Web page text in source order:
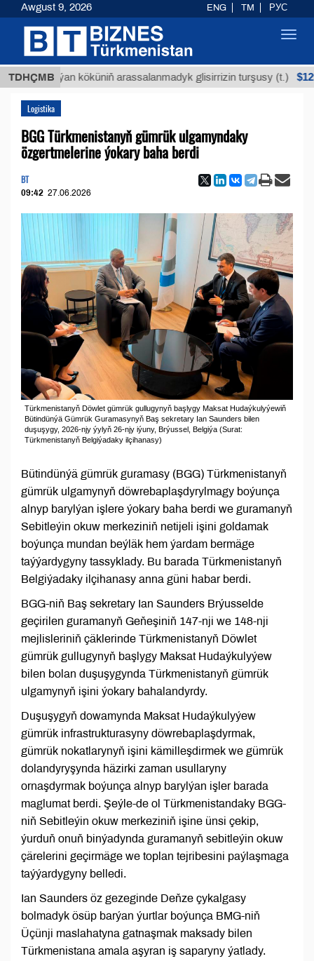
TDHÇMB
Buýan köküniň arassalanmadyk glisirrizin turşusy (t.) $12935,18
Logistika
BGG Türkmenistanyň gümrük ulgamyndaky
özgertmelerine ýokary baha berdi
BT
09:42 27.06.2026
Türkmenistanyň Döwlet gümrük gullugynyň başlygy Maksat Hudaýkulyýewiň
Bütindünýä Gümrük Guramasynyň Baş sekretary Ian Saunders bilen
duşuşygy, 2026-njy ýylyň 26-njy iýuny, Brýussel, Belgiýa (Surat:
Türkmenistanyň Belgiýadaky ilçihanasy)
Bütindünýä gümrük guramasy (BGG) Türkmenistanyň
gümrük ulgamynyň döwrebaplaşdyrylmagy boýunça
alnyp barylýan işlere ýokary baha berdi we guramanyň
Sebitleýin okuw merkeziniň netijeli işini goldamak
boýunça mundan beýläk hem ýardam bermäge
taýýardygyny tassyklady. Bu barada Türkmenistanyň
Belgiýadaky ilçihanasy anna güni habar berdi.
BGG-niň Baş sekretary Ian Saunders Brýusselde
geçirilen guramanyň Geňeşiniň 147-nji we 148-nji
mejlisleriniň çäklerinde Türkmenistanyň Döwlet
gümrük gullugynyň başlygy Maksat Hudaýkulyýew
bilen bolan duşuşygynda Türkmenistanyň gümrük
ulgamynyň işini ýokary bahalandyrdy.
Duşuşygyň dowamynda Maksat Hudaýkulyýew
gümrük infrastrukturasyny döwrebaplaşdyrmak,
gümrük nokatlarynyň işini kämilleşdirmek we gümrük
dolandyryşynda häzirki zaman usullaryny
ornaşdyrmak boýunça alnyp barylýan işler barada
maglumat berdi. Şeýle-de ol Türkmenistandaky BGG-
niň Sebitleýin okuw merkeziniň işine ünsi çekip,
ýurduň onuň binýadynda guramanyň sebitleýin okuw
çärelerini geçirmäge we toplan tejribesini paýlaşmaga
taýýardygyny belledi.
Ian Saunders öz gezeginde Deňze çykalgasy
bolmadyk ösüp barýan ýurtlar boýunça BMG-niň
Üçünji maslahatyna gatnaşmak maksady bilen
Türkmenistana amala aşyran iş saparyny ýatlady.
Awgust 9, 2026 ENG TM РУС